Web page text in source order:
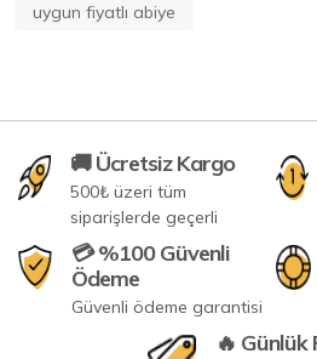
uygun fiyatlı abiye
🚚 Ücretsiz Kargo
500₺ üzeri tüm
siparişlerde geçerli
💳 %100 Güvenli
Ödeme
Güvenli ödeme garantisi
🔥 Günlük